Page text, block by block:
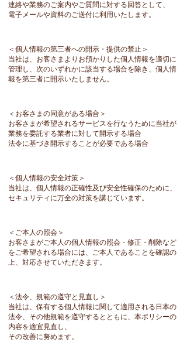
連絡や業務のご案内やご質問に対する回答として、
電子メールや資料のご送付に利用いたします。
＜個人情報の第三者への開示・提供の禁止＞
当社は、お客さまよりお預かりした個人情報を適切に
管理し、次のいずれかに該当する場合を除き、個人情
報を第三者に開示いたしません。
＜お客さまの同意がある場合＞
お客さまが希望されるサービスを行なうために当社が
業務を委託する業者に対して開示する場合
法令に基づき開示することが必要である場合
＜個人情報の安全対策＞
当社は、個人情報の正確性及び安全性確保のために、
セキュリティに万全の対策を講じています。
＜ご本人の照会＞
お客さまがご本人の個人情報の照会・修正・削除など
をご希望される場合には、ご本人であることを確認の
上、対応させていただきます。
＜法令、規範の遵守と見直し＞
当社は、保有する個人情報に関して適用される日本の
法令、その他規範を遵守するとともに、本ポリシーの
内容を適宜見直し、
その改善に努めます。